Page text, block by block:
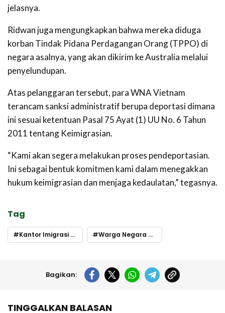
jelasnya.
Ridwan juga mengungkapkan bahwa mereka diduga
korban Tindak Pidana Perdagangan Orang (TPPO) di
negara asalnya, yang akan dikirim ke Australia melalui
penyelundupan.
Atas pelanggaran tersebut, para WNA Vietnam
terancam sanksi administratif berupa deportasi dimana
ini sesuai ketentuan Pasal 75 Ayat (1) UU No. 6 Tahun
2011 tentang Keimigrasian.
“Kami akan segera melakukan proses pendeportasian.
Ini sebagai bentuk komitmen kami dalam menegakkan
hukum keimigrasian dan menjaga kedaulatan,” tegasnya.
Tag
Kantor Imigrasi ternate Warga Negara Asing
Bagikan:
TINGGALKAN BALASAN